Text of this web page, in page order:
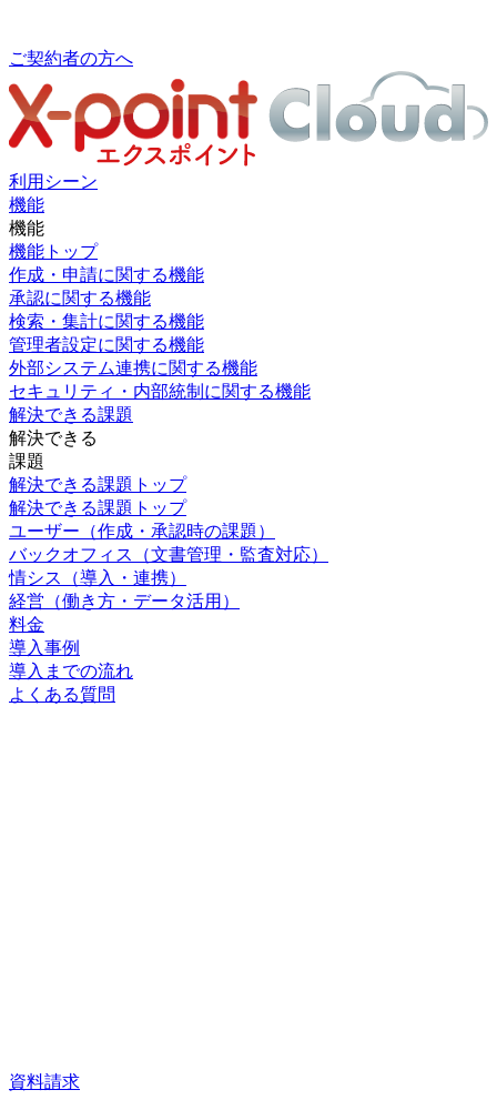
ご契約者の方へ
利用シーン
機能
機能
機能トップ
作成・申請に関する機能
承認に関する機能
検索・集計に関する機能
管理者設定に関する機能
外部システム連携に関する機能
セキュリティ・内部統制に関する機能
解決できる課題
解決できる
課題
解決できる課題トップ
解決できる課題トップ
ユーザー （作成・承認時の課題）
バックオフィス
（文書管理・監査対応）
情シス
（導入・連携）
経営 （働き方・データ活用）
料金
導入事例
導入までの流れ
よくある質問
資料請求